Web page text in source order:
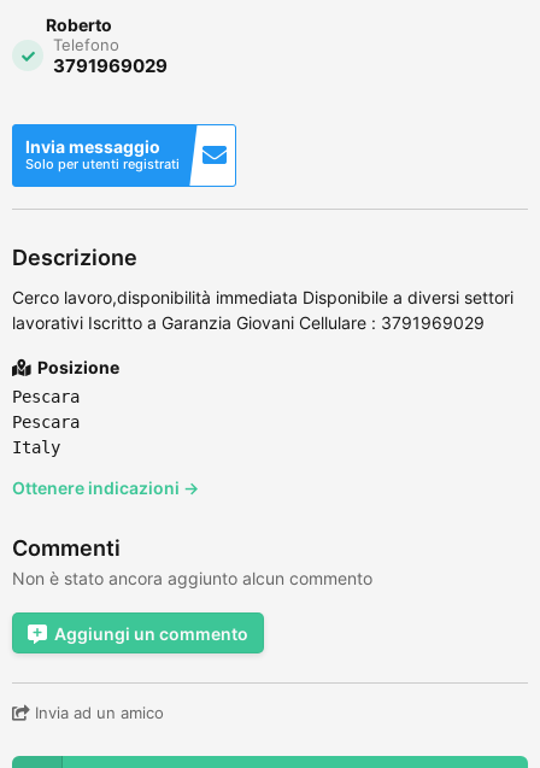
Roberto
Telefono
3791969029
Invia messaggio
Solo per utenti registrati
Descrizione
Cerco lavoro,disponibilità immediata Disponibile a diversi settori
lavorativi Iscritto a Garanzia Giovani Cellulare : 3791969029
Posizione
Pescara
Pescara
Italy
Ottenere indicazioni →
Commenti
Non è stato ancora aggiunto alcun commento
Aggiungi un commento
Invia ad un amico